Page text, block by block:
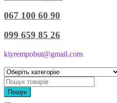
067 100 60 90
099 659 85 26
kiyrempobut@gmail.com
Пошук